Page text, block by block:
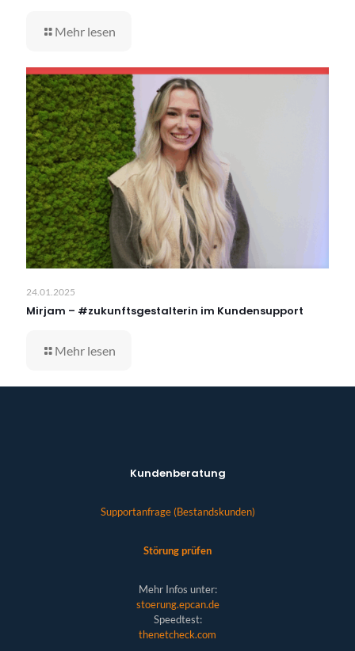
Mehr lesen
24.01.2025
Mirjam – #zukunftsgestalterin im Kundensupport
Mehr lesen
Kundenberatung
Supportanfrage (Bestandskunden)
Störung prüfen
Mehr Infos unter:
stoerung.epcan.de
Speedtest:
thenetcheck.com